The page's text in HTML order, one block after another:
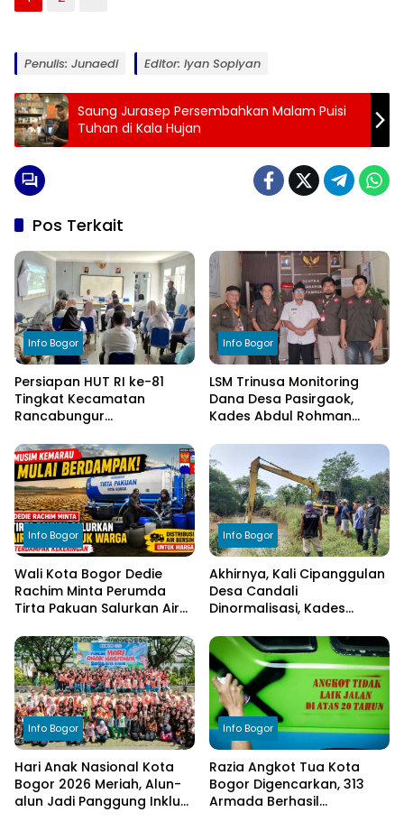
Penulis: Junaedi Editor: Iyan Sopiyan
Saung Jurasep Persembahkan Malam Puisi
Tuhan di Kala Hujan
Pos Terkait
Info Bogor
Persiapan HUT RI ke-81
Tingkat Kecamatan
Rancabungur
Cimulang, Libatkan Seluruh
Elemen Masyarakat
Info Bogor
LSM Trinusa Monitoring
Dana Desa Pasirgaok,
Kades Abdul Rohman
Transparansi Pengelolaan
Anggaran
Info Bogor
Wali Kota Bogor Dedie
Rachim Minta Perumda
Tirta Pakuan Salurkan Air
Terdampak Kekeringan
Info Bogor
Akhirnya, Kali Cipanggulan
Desa Candali
Dinormalisasi, Kades
kepada Bupati Bogor
Info Bogor
Hari Anak Nasional Kota
Bogor 2026 Meriah, Alun-
alun Jadi Panggung Inklusi
Info Bogor
Razia Angkot Tua Kota
Bogor Digencarkan, 313
Armada Berhasil